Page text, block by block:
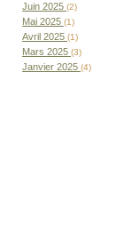
Juin 2025 (2)
Mai 2025 (1)
Avril 2025 (1)
Mars 2025 (3)
Janvier 2025 (4)